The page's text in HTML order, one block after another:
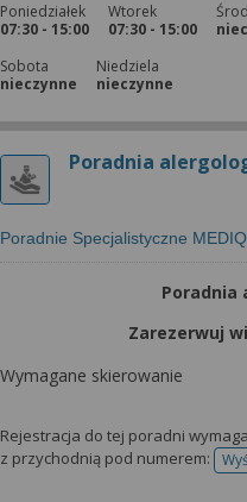
Poniedziałek
07:30 - 15:00
Wtorek
07:30 - 15:00
Sobota
nieczynne
Niedziela
nieczynne
Poradnia
Poradnie Specjalistyczne
Poradnia
Zarezerwuj
Wymagane skierowanie
Rejestracja do tej poradni
z przychodnią pod numerem: